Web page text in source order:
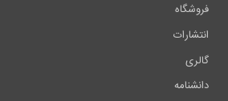
فروشگاه
انتشارات
گالری
دانشنامه